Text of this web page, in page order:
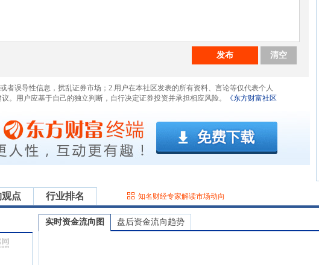
发布 清空
者误导性信息，扰乱证券市场；2.用户在本社区发表的所有资料、言论等仅代表个人
。用户应基于自己的独立判断，自行决定证券投资并承担相应风险。
《东方财富社区
点 行业排名 知名财经专家解读市场动向
实时资金流向图 盘后资金流向趋势